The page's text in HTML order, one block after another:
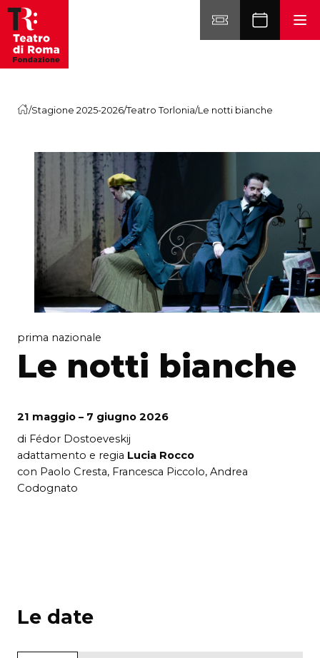
Vai al contenuto
/Stagione 2025-2026/Teatro Torlonia/Le notti bianche
prima nazionale
Le notti bianche
21 maggio – 7 giugno 2026
di Fédor Dostoeveskij
adattamento e regia Lucia Rocco
con Paolo Cresta, Francesca Piccolo, Andrea
Codognato
Le date